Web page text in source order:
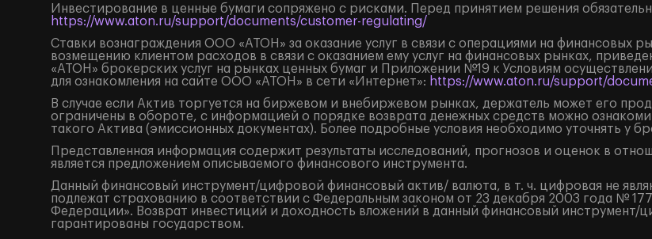
Инвестирование в ценные бумаги сопряжено с рисками. Перед принятием решения
https://www.aton.ru/support/documents/customer-regulating/
Ставки вознаграждения ООО «АТОН» за оказание услуг в связи с операциями на финансовых
возмещению клиентом расходов в связи с оказанием ему услуг на финансовых рынках,
«АТОН» брокерских услуг на рынках ценных бумаг и Приложении №19 к Условиям
для ознакомления на сайте ООО «АТОН» в сети «Интернет»: https://www.aton.ru/support/
В случае если Актив торгуется на биржевом и внебиржевом рынках, держатель может его
ограничены в обороте, с информацией о порядке возврата денежных средств можно
такого Актива (эмиссионных документах). Более подробные условия необходимо уточнять у
Представленная информация содержит результаты исследований, прогнозов и оценок в
является предложением описываемого финансового инструмента.
Данный финансовый инструмент/цифровой финансовый актив/ валюта, в т. ч. цифровая не
подлежат страхованию в соответствии с Федеральным законом от 23 декабря 2003 года №
Федерации». Возврат инвестиций и доходность вложений в данный финансовый инструмент/
гарантированы государством.